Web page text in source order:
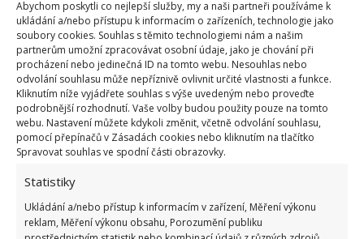
Abychom poskytli co nejlepší služby, my a naši partneři používáme k
ukládání a/nebo přístupu k informacím o zařízeních, technologie jako
soubory cookies. Souhlas s těmito technologiemi nám a našim
partnerům umožní zpracovávat osobní údaje, jako je chování při
procházení nebo jedinečná ID na tomto webu. Nesouhlas nebo
odvolání souhlasu může nepříznivě ovlivnit určité vlastnosti a funkce.
Kliknutím níže vyjádřete souhlas s výše uvedeným nebo proveďte
podrobnější rozhodnutí. Vaše volby budou použity pouze na tomto
webu. Nastavení můžete kdykoli změnit, včetně odvolání souhlasu,
pomocí přepínačů v Zásadách cookies nebo kliknutím na tlačítko
Spravovat souhlas ve spodní části obrazovky.
Statistiky
Ukládání a/nebo přístup k informacím v zařízení, Měření výkonu
reklam, Měření výkonu obsahu, Porozumění publiku
Dvě letadla však Jonovi nestačila, protože prý
plánuje přeměnu Boeingu 727 na chatu, kde se
budou moci scházet hosté.Koupil také čtvrté
letadlo a údajně staví 18metrovou řídicí věžs
celoskleněnou kupolí. Bude to další ubytování pro
hosty, jež ovšem poskytne unikátní výhled z první
řady na úchvatnou polární záři Aljašky.
„Je to zábavné, ať už jsou to dospělí lidé, kteří jsou jen v
úžasu z místa, nebo jsou to děti, které běhají nahoru a
dolů po celé délce letadla,šílí a běží do kokpitu